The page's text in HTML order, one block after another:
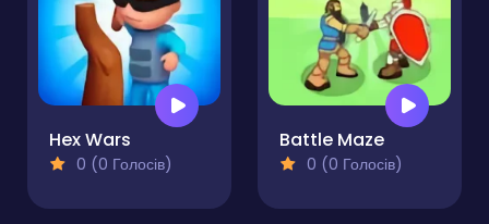
Hex Wars
0 (0 Голосів)
Battle Maze
0 (0 Голосів)